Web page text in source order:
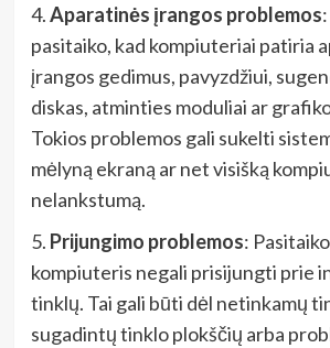
4.Aparatinės įrangos problemos
pasitaiko, kad kompiuteriai patiria
įrangos gedimus, pavyzdžiui,
diskas, atminties moduliai ar
Tokios problemos gali sukelti
mėlyną ekraną ar net visišką
nelankstumą.
5. Prijungimo problemos:
kompiuteris negali prisijungti prie
tinklų. Tai gali būti dėl netinkamų
sugadintų tinklo plokščių arba